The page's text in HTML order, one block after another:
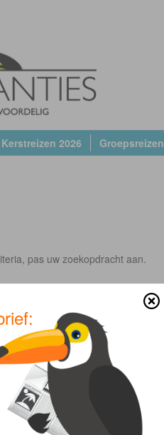
Kerstreizen 2026 Groepsreizen
pas uw zoekopdracht aan.